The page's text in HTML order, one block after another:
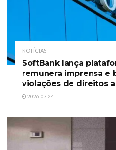
NOTÍCIAS
SoftBank lança
remunera imprensa e
violações de direitos
2026-07-24